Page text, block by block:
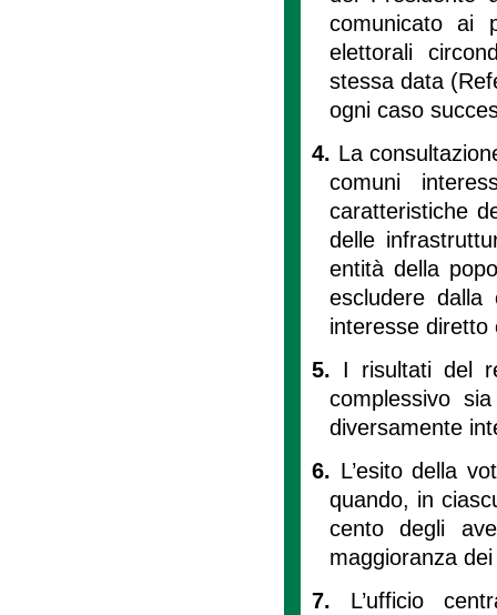
comunicato ai
elettorali
stessa data
ogni caso
4. La
comuni
caratteristiche
delle
entità della
escludere dalla
interesse diretto
5. I risultati del
complessivo
diversamente
6. L’esito della
quando, in
cento degli
maggioranza
7. L’ufficio